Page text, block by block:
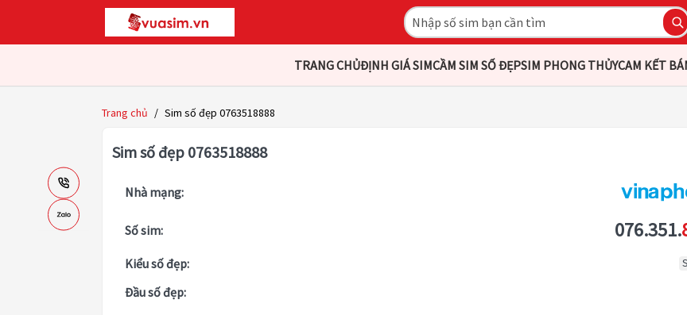
TRANG CHỦĐỊNH GIÁ SIMCẦM SIM SỐ ĐẸPSIM PHONG THỦYCAM KẾT
Trang chủ / Sim số đẹp 0763518888
Sim số đẹp 0763518888
Nhà mạng:
Số sim: 076.351.
Kiểu số đẹp:
Đầu số đẹp: